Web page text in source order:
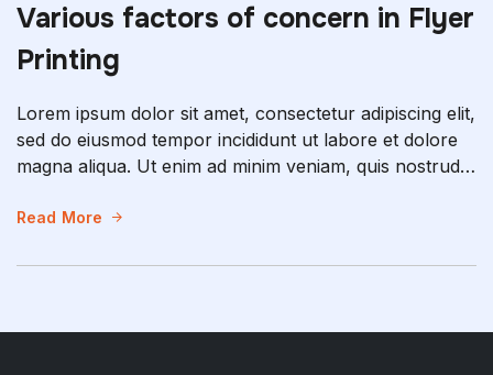
Various factors of concern in Flyer
Printing
Lorem ipsum dolor sit amet, consectetur adipiscing elit,
sed do eiusmod tempor incididunt ut labore et dolore
magna aliqua. Ut enim ad minim veniam, quis nostrud
commodo consequat. Duis aute irure dolor in
fugiat nulla pariatur. Excepteur sint occaecat […]
Read More